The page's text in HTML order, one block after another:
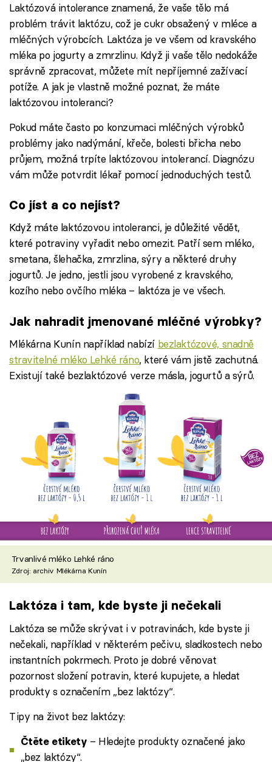
Laktózová intolerance znamená, že vaše tělo má
problém trávit laktózu, což je cukr obsažený v mléce a
mléčných výrobcích. Laktóza je ve všem od kravského
mléka po jogurty a zmrzlinu. Když ji vaše tělo nedokáže
správně zpracovat, můžete mít nepříjemné zažívací
potíže. A jak je vlastně možné poznat, že máte
laktózovou intoleranci?
Pokud máte často po konzumaci mléčných výrobků
problémy jako nadýmání, křeče, bolesti břicha nebo
průjem, možná trpíte laktózovou intolerancí. Diagnózu
vám může potvrdit lékař pomocí jednoduchých testů.
Co jíst a co nejíst?
Když máte laktózovou intoleranci, je důležité vědět,
které potraviny vyřadit nebo omezit. Patří sem mléko,
smetana, šlehačka, zmrzlina, sýry a některé druhy
jogurtů. Je jedno, jestli jsou vyrobené z kravského,
kozího nebo ovčího mléka – laktóza je ve všech.
Jak nahradit jmenované mléčné výrobky?
Mlékárna Kunín například nabízí bezlaktózové, snadně
stravitelné mléko Lehké ráno, které vám jistě zachutná.
Existují také bezlaktózové verze másla, jogurtů a sýrů.
Trvanlivé mléko Lehké ráno
Zdroj: archiv Mlékárna Kunín
Laktóza i tam, kde byste ji nečekali
Laktóza se může skrývat i v potravinách, kde byste ji
nečekali, například v některém pečivu, sladkostech nebo
instantních pokrmech. Proto je dobré věnovat
pozornost složení potravin, které kupujete, a hledat
produkty s označením „bez laktózy“.
Tipy na život bez laktózy:
Čtěte etikety – Hledejte produkty označené jako
„bez laktózy“.